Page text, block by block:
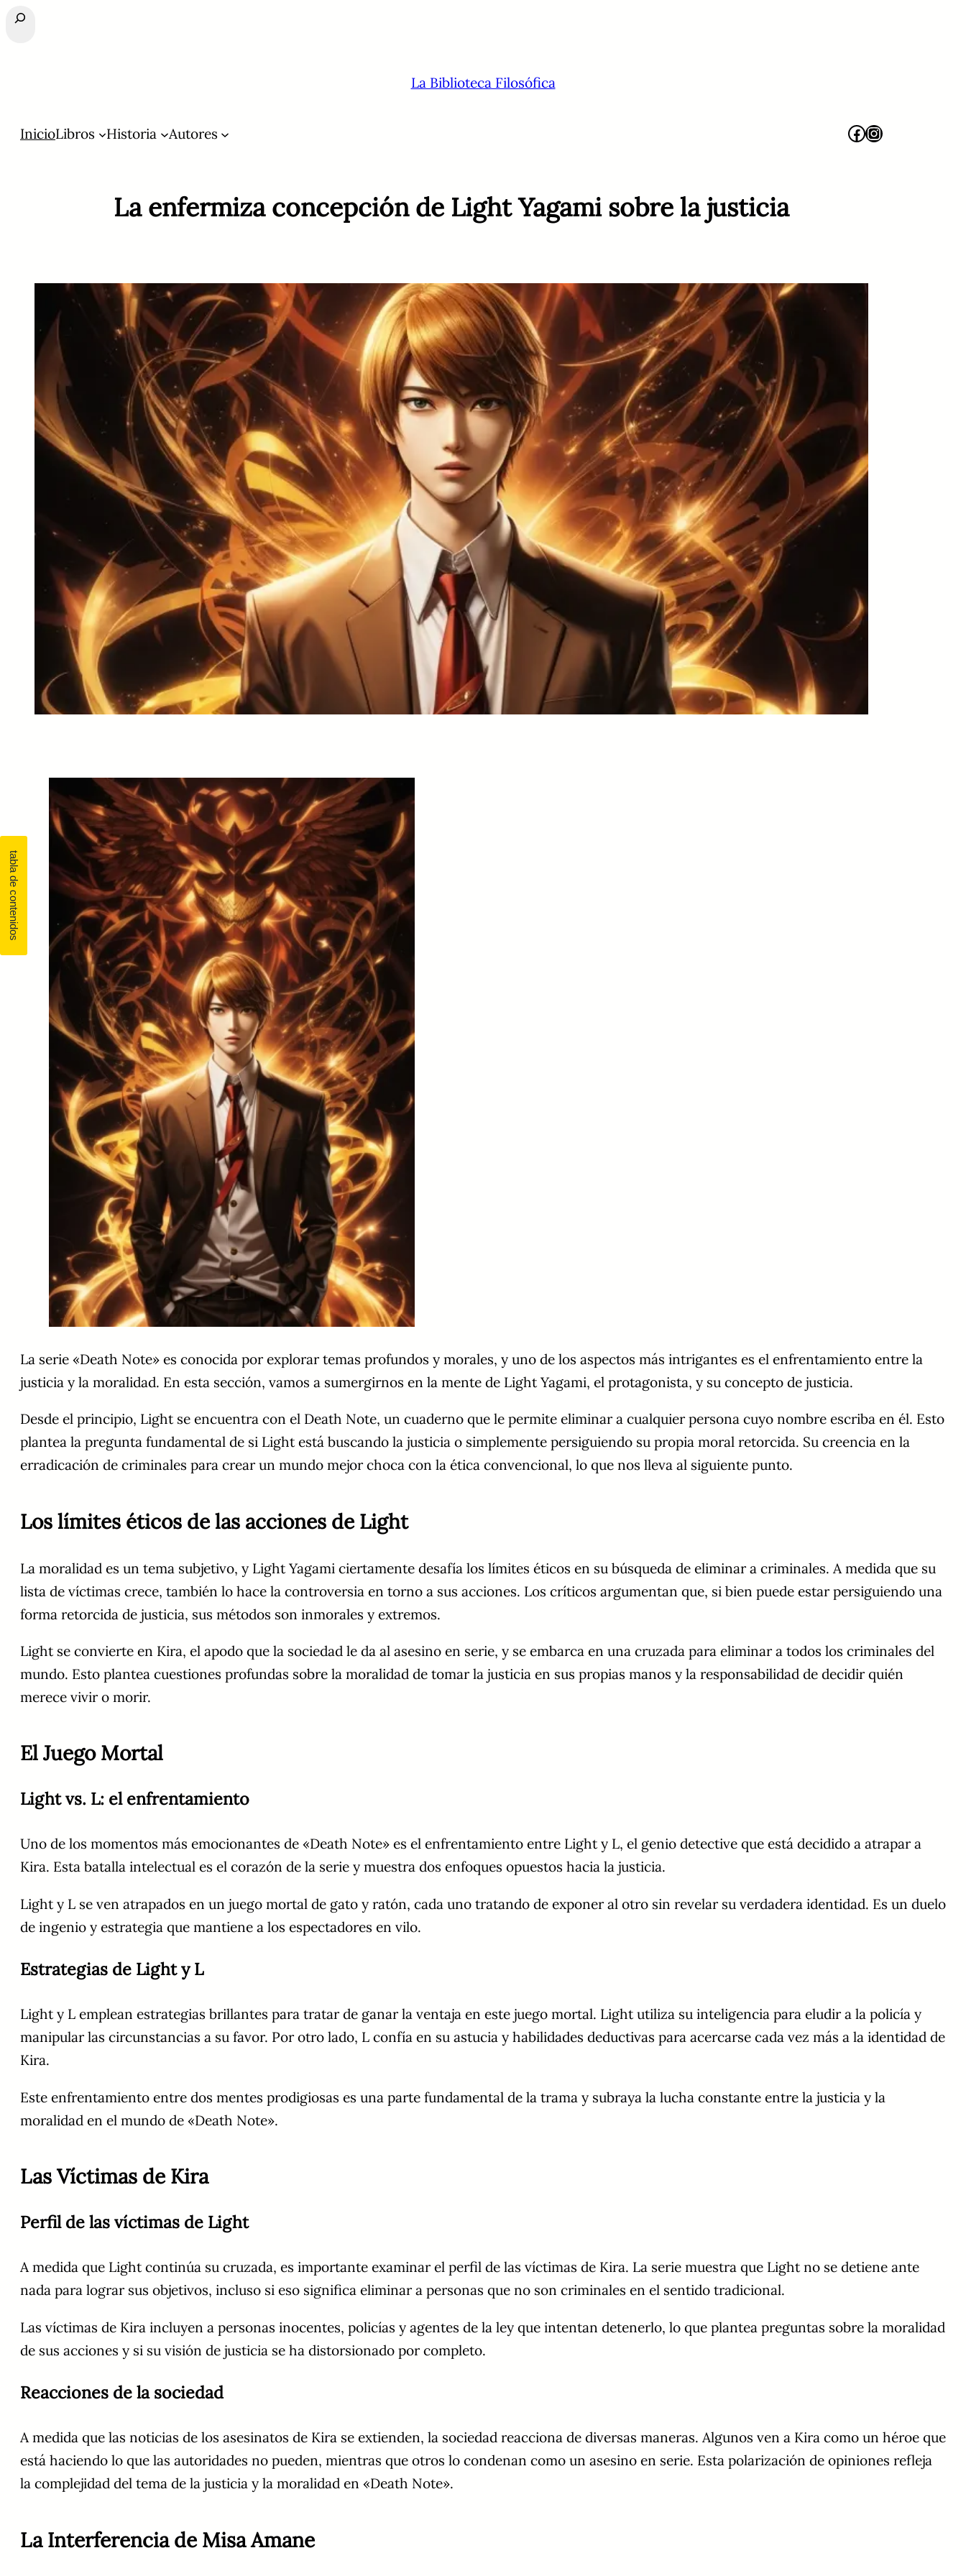
Buscar
La Biblioteca Filosófica
InicioLibros Historia Autores Facebook Instagram
La enfermiza concepción de Light Yagami sobre la justicia
La serie «Death Note» es conocida por explorar temas profundos y morales, y uno de los aspectos más intrigantes es el enfrentamiento entre la
justicia y la moralidad. En esta sección, vamos a sumergirnos en la mente de Light Yagami, el protagonista, y su concepto de justicia.
Desde el principio, Light se encuentra con el Death Note, un cuaderno que le permite eliminar a cualquier persona cuyo nombre escriba en él. Esto
plantea la pregunta fundamental de si Light está buscando la justicia o simplemente persiguiendo su propia moral retorcida. Su creencia en la
erradicación de criminales para crear un mundo mejor choca con la ética convencional, lo que nos lleva al siguiente punto.
Los límites éticos de las acciones de Light
La moralidad es un tema subjetivo, y Light Yagami ciertamente desafía los límites éticos en su búsqueda de eliminar a criminales. A medida que su
lista de víctimas crece, también lo hace la controversia en torno a sus acciones. Los críticos argumentan que, si bien puede estar persiguiendo una
forma retorcida de justicia, sus métodos son inmorales y extremos.
Light se convierte en Kira, el apodo que la sociedad le da al asesino en serie, y se embarca en una cruzada para eliminar a todos los criminales del
mundo. Esto plantea cuestiones profundas sobre la moralidad de tomar la justicia en sus propias manos y la responsabilidad de decidir quién
merece vivir o morir.
El Juego Mortal
Light vs. L: el enfrentamiento
Uno de los momentos más emocionantes de «Death Note» es el enfrentamiento entre Light y L, el genio detective que está decidido a atrapar a
Kira. Esta batalla intelectual es el corazón de la serie y muestra dos enfoques opuestos hacia la justicia.
Light y L se ven atrapados en un juego mortal de gato y ratón, cada uno tratando de exponer al otro sin revelar su verdadera identidad. Es un duelo
de ingenio y estrategia que mantiene a los espectadores en vilo.
Estrategias de Light y L
Light y L emplean estrategias brillantes para tratar de ganar la ventaja en este juego mortal. Light utiliza su inteligencia para eludir a la policía y
manipular las circunstancias a su favor. Por otro lado, L confía en su astucia y habilidades deductivas para acercarse cada vez más a la identidad de
Kira.
Este enfrentamiento entre dos mentes prodigiosas es una parte fundamental de la trama y subraya la lucha constante entre la justicia y la
moralidad en el mundo de «Death Note».
Las Víctimas de Kira
Perfil de las víctimas de Light
A medida que Light continúa su cruzada, es importante examinar el perfil de las víctimas de Kira. La serie muestra que Light no se detiene ante
nada para lograr sus objetivos, incluso si eso significa eliminar a personas que no son criminales en el sentido tradicional.
Las víctimas de Kira incluyen a personas inocentes, policías y agentes de la ley que intentan detenerlo, lo que plantea preguntas sobre la moralidad
de sus acciones y si su visión de justicia se ha distorsionado por completo.
Reacciones de la sociedad
A medida que las noticias de los asesinatos de Kira se extienden, la sociedad reacciona de diversas maneras. Algunos ven a Kira como un héroe que
está haciendo lo que las autoridades no pueden, mientras que otros lo condenan como un asesino en serie. Esta polarización de opiniones refleja
la complejidad del tema de la justicia y la moralidad en «Death Note».
La Interferencia de Misa Amane